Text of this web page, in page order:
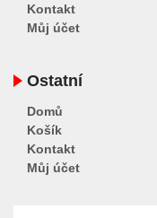
Kontakt
Můj účet
Ostatní
Domů
Košík
Kontakt
Můj účet